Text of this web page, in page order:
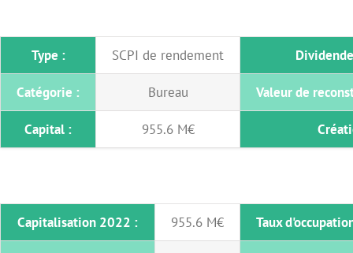
Type : SCPI de rendement
Catégorie : Bureau Valeur de
Capital : 955.6 M€
Capitalisation 2022 : 955.6 M€ Taux